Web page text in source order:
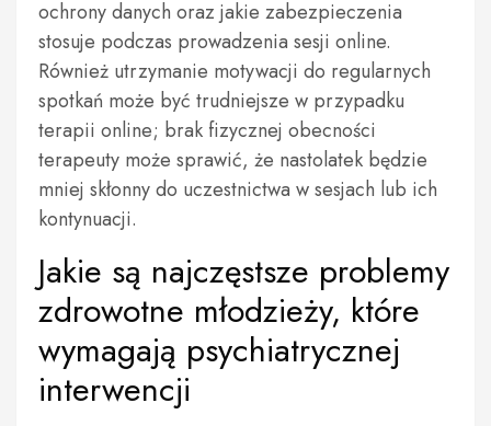
ochrony danych oraz jakie zabezpieczenia
stosuje podczas prowadzenia sesji online.
Również utrzymanie motywacji do regularnych
spotkań może być trudniejsze w przypadku
terapii online; brak fizycznej obecności
terapeuty może sprawić, że nastolatek będzie
mniej skłonny do uczestnictwa w sesjach lub ich
kontynuacji.
Jakie są najczęstsze problemy
zdrowotne młodzieży, które
wymagają psychiatrycznej
interwencji